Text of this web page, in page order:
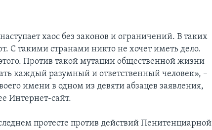
хаос без законов и ограничений. В таких
С такими странами никто не хочет иметь дело.
Против такой мутации общественной жизни
каждый разумный и ответственный человек», –
имени в одном из девяти абзацев заявления,
Интернет-сайт.
протесте против действий Пенитенциарной